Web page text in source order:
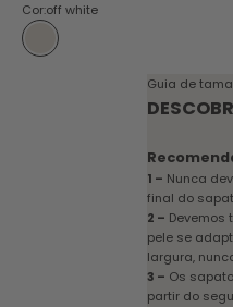
Cor:off white
off white
Guia de
1 – Nunca
final do
2 – Devemos
pele se
largura,
3 – Os
partir do